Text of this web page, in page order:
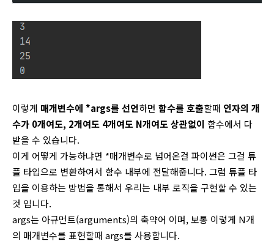
이렇게 매개변수에 *args를 선언하면 함수를 호출할때 인자의 개
수가 0개여도, 2개여도 4개여도 N개여도 상관없이 함수에서 다
받을 수 있습니다.
이게 어떻게 가능하냐면 *매개변수로 넘어온걸 파이썬은 그걸 튜
플 타입으로 변환하여서 함수 내부에 전달해줍니다. 그럼 튜플 타
입을 이용하는 방법을 통해서 우리는 내부 로직을 구현할 수 있는
것 입니다.
args는 아규먼트(arguments)의 축약어 이며, 보통 이렇게 N개
의 매개변수를 표현할때 args를 사용합니다.